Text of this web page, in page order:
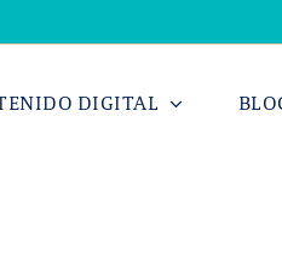
DIGITAL